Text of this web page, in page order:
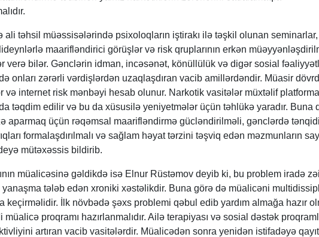
ali təhsil müəssisələrində psixoloqların iştirakı ilə təşkil olunan
maarifləndirici görüşlər və risk qruplarının erkən
verə bilər. Gənclərin idman, incəsənət, könüllülük və digər sosial
onları zərərli vərdişlərdən uzaqlaşdıran vacib amillərdəndir. Müasir
və internet risk mənbəyi hesab olunur. Narkotik vasitələr müxtəlif
təqdim edilir və bu da xüsusilə yeniyetmələr üçün təhlükə yaradır. Buna
aparmaq üçün rəqəmsal maarifləndirmə gücləndirilməli, gənclərdə tənqidi
formalaşdırılmalı və sağlam həyat tərzini təşviq edən məzmunların
deyə mütəxəssis bildirib.
müalicəsinə gəldikdə isə Elnur Rüstəmov deyib ki, bu problem iradə
tələb edən xroniki xəstəlikdir. Buna görə də müalicəni
keçirməlidir. İlk növbədə şəxs problemi qəbul edib yardım almağa hazır
proqramı hazırlanmalıdır. Ailə terapiyası və sosial dəstək
artıran vacib vasitələrdir. Müalicədən sonra yenidən istifadəyə